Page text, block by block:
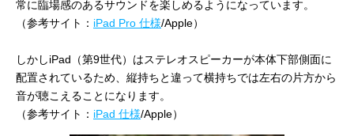
常に臨場感のあるサウンドを楽しめるようになっています。
（参考サイト： iPad Pro 仕様/Apple）
しかしiPad（第9世代）はステレオスピーカーが本体下部側面に
配置されているため、縦持ちと違って横持ちでは左右の片方から
音が聴こえることになります。
（参考サイト： iPad 仕様/Apple）